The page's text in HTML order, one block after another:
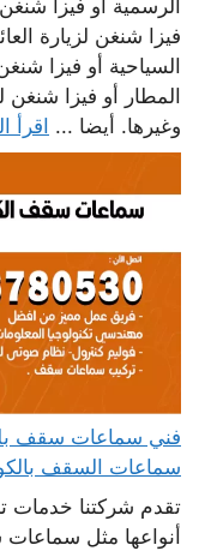
الرسمية أو فيزا
فيزا شنغن لزيارة
السياحية أو فيزا
المطار أو فيزا شنغن
وغيرها. أيضا ...
اقرأ
سماعات السقف
تقدم شركتنا
أنواعها مثل